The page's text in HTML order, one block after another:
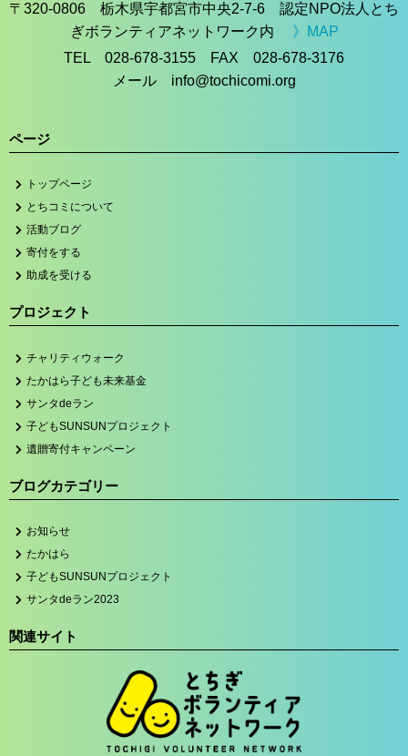
〒320-0806 栃木県宇都宮市中央2-7-6 認定NPO法人とち
ぎボランティアネットワーク内 》MAP
TEL 028-678-3155 FAX 028-678-3176
メール info@tochicomi.org
ページ
トップページ
とちコミについて
活動ブログ
寄付をする
助成を受ける
プロジェクト
チャリティウォーク
たかはら子ども未来基金
サンタdeラン
子どもSUNSUNプロジェクト
遺贈寄付キャンペーン
ブログカテゴリー
お知らせ
たかはら
子どもSUNSUNプロジェクト
サンタdeラン2023
関連サイト